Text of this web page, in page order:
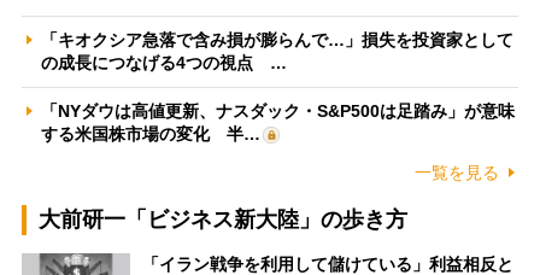
「キオクシア急落で含み損が膨らんで…」損失を投資家として
の成長につなげる4つの視点 …
「NYダウは高値更新、ナスダック・S&P500は足踏み」が意味
する米国株市場の変化 半…
一覧を見る
大前研一「ビジネス新大陸」の歩き方
「イラン戦争を利用して儲けている」利益相反と